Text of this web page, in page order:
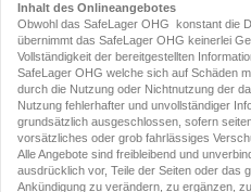
Inhalt des Onlineangebotes
Obwohl das SafeLager OHG konstant die
übernimmt das SafeLager OHG keinerlei
Vollständigkeit der bereitgestellten
SafeLager OHG welche sich auf Schäden
durch die Nutzung oder Nichtnutzung der
Nutzung fehlerhafter und unvollständiger
grundsätzlich ausgeschlossen, sofern
vorsätzliches oder grob fahrlässiges
Alle Angebote sind freibleibend und
ausdrücklich vor, Teile der Seiten oder das
Ankündigung zu verändern, zu ergänzen,